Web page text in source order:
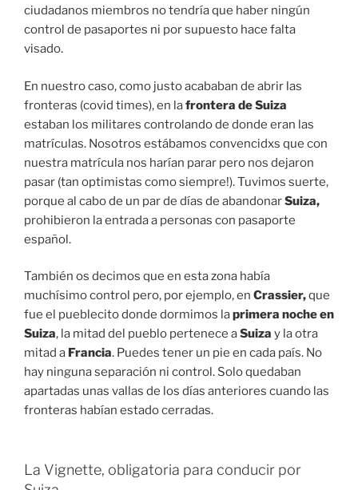
ciudadanos miembros no tendría que haber ningún
control de pasaportes ni por supuesto hace falta
visado.
En nuestro caso, como justo acababan de abrir las
fronteras (covid times), en lafrontera de Suiza
estaban los militares controlando de donde eran las
matrículas. Nosotros estábamos convencidxs que con
nuestra matrícula nos harían parar pero nos dejaron
pasar (tan optimistas como siempre!). Tuvimos suerte,
porque al cabo de un par de días de abandonarSuiza,
prohibieron la entrada a personas con pasaporte
español.
También os decimos que en esta zona había
muchísimo control pero, por ejemplo, en Crassier,que
fue el pueblecito donde dormimos laprimera noche en
Suiza, la mitad del pueblo pertenece aSuiza y la otra
mitad a Francia. Puedes tener un pie en cada país. No
hay ninguna separación ni control. Solo quedaban
apartadas unas vallas de los días anteriores cuando las
fronteras habían estado cerradas.
La Vignette, obligatoria para conducir por